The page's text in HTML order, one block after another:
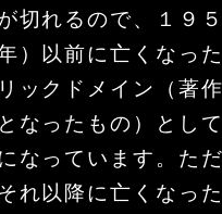
切れるので、１９
）以前に亡くなっ
ックドメイン（著
なったもの）とし
なっています。た
れ以降に亡くなっ